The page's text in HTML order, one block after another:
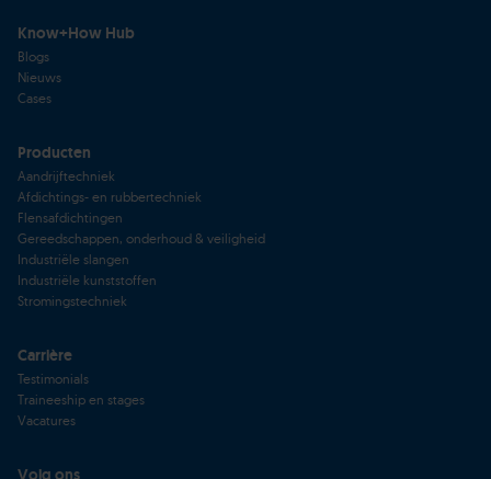
Know+How Hub
Blogs
Nieuws
Cases
Producten
Aandrijftechniek
Afdichtings- en rubbertechniek
Flensafdichtingen
Gereedschappen, onderhoud & veiligheid
Industriële slangen
Industriële kunststoffen
Stromingstechniek
Carrière
Testimonials
Traineeship en stages
Vacatures
Volg ons